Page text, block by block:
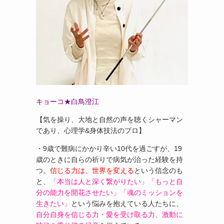
キョーコ★白鳥澄江
【気を操り、大地と自然の声を聴くシャーマン
であり、心理学&身体技法のプロ】
・9歳で難病にかかり辛い10代を過ごすが、19
歳のときに自らの祈りで病気が治った経験を持
つ。 信じる力は、世界を変えるという信念のも
と、
「本当は人と深く繋がりたい」「もっと自
分の能力を開花させたい」「魂のミッションを
生きたい」
という悩みを抱えている人たちに、
自分自身を信じる力・愛を受け取る力、激動に